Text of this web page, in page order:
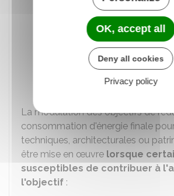
Coûts manifestement
disproportionnésdes
rapport aux avantages
de consommation
doit être justifié sur la base
argumentation technique et
La modulation des objectifs de
consommation d'énergie finale
techniques, architecturales ou
être mise en œuvre lorsque
susceptibles de contribuer à
l'objectif :
OK, accept all
Deny all cookies
Privacy policy